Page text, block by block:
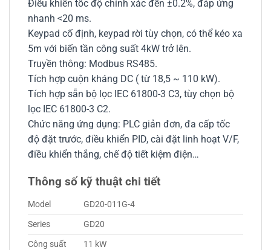
Điều khiển tốc độ chính xác đến ±0.2%, đáp ứng
nhanh <20 ms.
Keypad cố định, keypad rời tùy chọn, có thể kéo xa
5m với biến tần công suất 4kW trở lên.
Truyền thông: Modbus RS485.
Tích hợp cuộn kháng DC ( từ 18,5 ~ 110 kW).
Tích hợp sẵn bộ lọc IEC 61800-3 C3, tùy chọn bộ
lọc IEC 61800-3 C2.
Chức năng ứng dụng: PLC giản đơn, đa cấp tốc
độ đặt trước, điều khiển PID, cài đặt linh hoạt V/F,
điều khiển thắng, chế độ tiết kiệm điện…
Thông số kỹ thuật chi tiết
Model
GD20-011G-4
Series
GD20
Công suất
11 kW